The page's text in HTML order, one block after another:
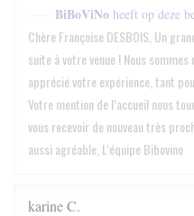
BiBoViNo heeft op deze
Chère Françoise DESBOIS, Un
suite à votre venue ! Nous
apprécié votre expérience, tant
Votre mention de l’accueil nous
vous recevoir de nouveau très
aussi agréable, L’équipe Bibovino
karineC